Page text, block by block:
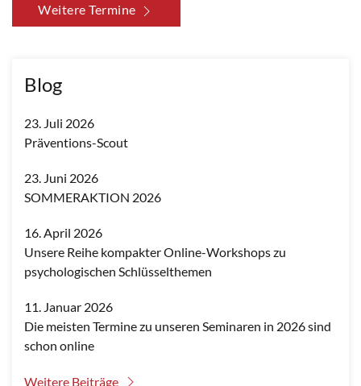
Blog
23. Juli 2026
Präventions-Scout
23. Juni 2026
SOMMERAKTION 2026
16. April 2026
Unsere Reihe kompakter Online-Workshops zu
psychologischen Schlüsselthemen
11. Januar 2026
Die meisten Termine zu unseren Seminaren in 2026 sind
schon online
Weitere Beiträge
Weitere Termine